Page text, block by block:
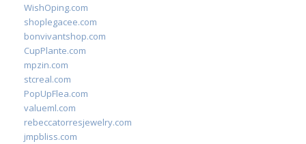
WishOping.com
shoplegacee.com
bonvivantshop.com
CupPlante.com
mpzin.com
stcreal.com
PopUpFlea.com
valueml.com
rebeccatorresjewelry.com
jmpbliss.com